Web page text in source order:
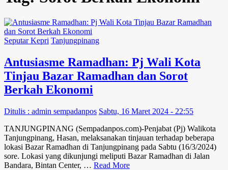
Seputar Kepri Tanjungpinang
Antusiasme Ramadhan: Pj Wali Kota
Tinjau Bazar Ramadhan dan Sorot
Berkah Ekonomi
Ditulis : admin sempadanpos Sabtu, 16 Maret 2024 - 22:55
TANJUNGPINANG (Sempadanpos.com)-Penjabat (Pj) Walikota
Tanjungpinang, Hasan, melaksanakan tinjauan terhadap beberapa
lokasi Bazar Ramadhan di Tanjungpinang pada Sabtu (16/3/2024)
sore. Lokasi yang dikunjungi meliputi Bazar Ramadhan di Jalan
Bandara, Bintan Center, … Read More